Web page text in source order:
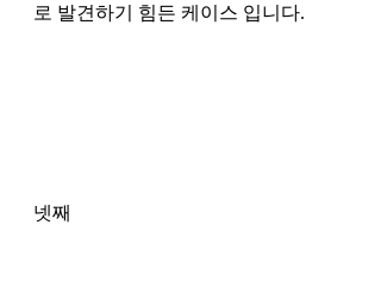
로 발견하기 힘든 케이스 입니다.
넷째